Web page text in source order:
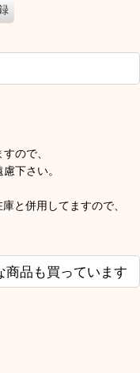
ので、
下さい。
と併用してますので、
商品も買っています